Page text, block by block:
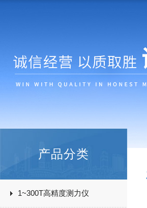
产品分类
1~300T高精度测力仪